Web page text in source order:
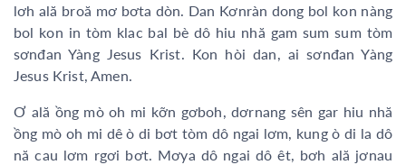
lơh ală broă mơ bơta dòn. Dan Kơnràn dong bol kon nàng
bol kon in tòm klac bal bè dô hiu nhă gam sum sum tòm
sơnđan Yàng Jesus Krist. Kon hòi dan, ai sơnđan Yàng
Jesus Krist, Amen.
Ơ ală ồng mò oh mi kỡn gơboh, dơrnang sên gar hiu nhă
ồng mò oh mi dê ò di bơt tòm dô ngai lơm, kung ò di la dô
nă cau lơm rgơi bơt. Mơya dô ngai dô êt, bơh ală jơnau